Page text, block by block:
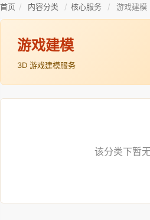
首页 / 内容分类 / 核心服务 / 游戏建模
游戏建模
3D 游戏建模服务
该分类下暂